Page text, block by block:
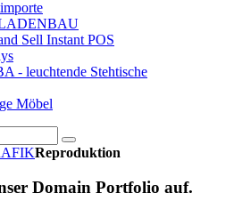
Sell Instant POS
- leuchtende Stehtische
Möbel
Reproduktion
Domain Portfolio auf.